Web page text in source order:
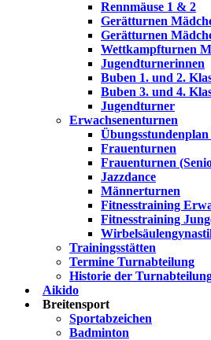
Rennmäuse 1 & 2
Gerätturnen
Gerätturnen
Wettkampfturnen
Jugendturnerinnen
Buben 1. und 2.
Buben 3. und 4.
Jugendturner
Erwachsenenturnen
Frauenturnen
Frauenturnen
Jazzdance
Männerturnen
Fitnesstraining
Fitnesstraining
Trainingsstätten
Termine Turnabteilung
Historie der
Aikido
Breitensport
Sportabzeichen
Badminton